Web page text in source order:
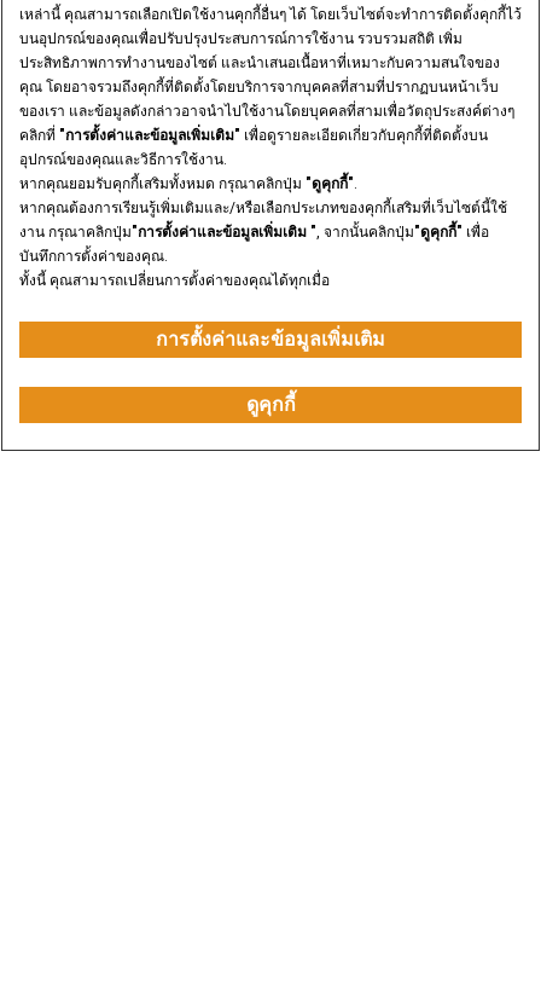
ขอใบเสนอราคา ซื้ออะไหล่ ติดต่อเรา ค้นหาตัวแทนจำหน่าย
น้ำหนักตั้งแต่
11030 ถึง 12390 กก.
เหล่านี้ คุณสามารถเลือกเปิดใช้งานคุกกี้อื่นๆ ได้ โดยเว็บไซต์จะทำการติดตั้งคุกกี้ไว้
บนอุปกรณ์ของคุณเพื่อปรับปรุงประสบการณ์การใช้งาน รวบรวมสถิติ เพิ่ม
ประสิทธิภาพการทำงานของไซต์ และนำเสนอเนื้อหาที่เหมาะกับความสนใจของ
คุณ โดยอาจรวมถึงคุกกี้ที่ติดตั้งโดยบริการจากบุคคลที่สามที่ปรากฏบนหน้าเว็บ
ของเรา และข้อมูลดังกล่าวอาจนำไปใช้งานโดยบุคคลที่สามเพื่อวัตถุประสงค์ต่างๆ
คลิกที่ "การตั้งค่าและข้อมูลเพิ่มเติม" เพื่อดูรายละเอียดเกี่ยวกับคุกกี้ที่ติดตั้งบน
อุปกรณ์ของคุณและวิธีการใช้งาน.
หากคุณยอมรับคุกกี้เสริมทั้งหมด กรุณาคลิกปุ่ม "ดูคุกกี้".
หากคุณต้องการเรียนรู้เพิ่มเติมและ/หรือเลือกประเภทของคุกกี้เสริมที่เว็บไซต์นี้ใช้
งาน กรุณาคลิกปุ่ม"การตั้งค่าและข้อมูลเพิ่มเติม ", จากนั้นคลิกปุ่ม"ดูคุกกี้" เพื่อ
บันทึกการตั้งค่าของคุณ.
ทั้งนี้ คุณสามารถเปลี่ยนการตั้งค่าของคุณได้ทุกเมื่อ
การตั้งค่าและข้อมูลเพิ่มเติม
ดูคุกกี้